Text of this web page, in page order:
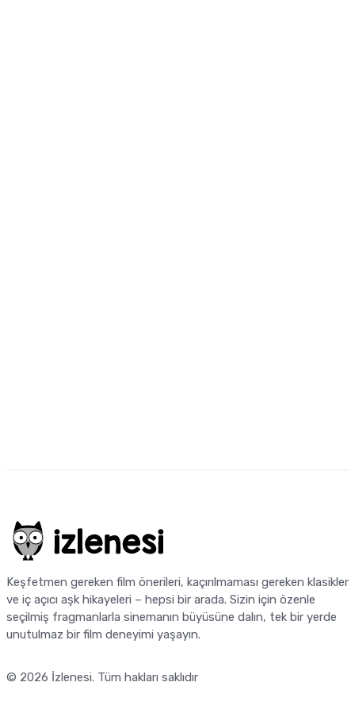
Keşfetmen gereken film önerileri, kaçırılmaması gereken klasikler
ve iç açıcı aşk hikayeleri – hepsi bir arada. Sizin için özenle
seçilmiş fragmanlarla sinemanın büyüsüne dalın, tek bir yerde
unutulmaz bir film deneyimi yaşayın.
© 2026 İzlenesi. Tüm hakları saklıdır